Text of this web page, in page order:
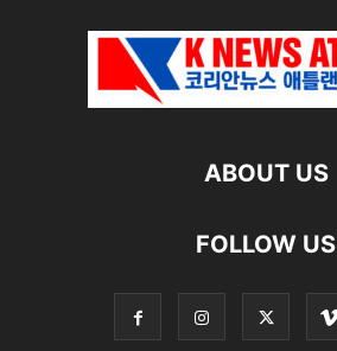
ABOUT US
FOLLOW US